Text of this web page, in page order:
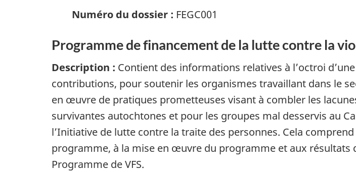
Numéro du dossier : FEGC001
Programme de financement de la lutte contre la
Description : Contient des informations relatives à l’octroi
contributions, pour soutenir les organismes travaillant dans le
en œuvre de pratiques prometteuses visant à combler les
survivantes autochtones et pour les groupes mal desservis au
l’Initiative de lutte contre la traite des personnes. Cela
programme, à la mise en œuvre du programme et aux
Programme de VFS.